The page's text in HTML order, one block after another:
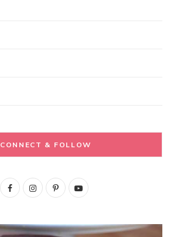
CONNECT & FOLLOW
F
c
I
s
P
n
Y
u